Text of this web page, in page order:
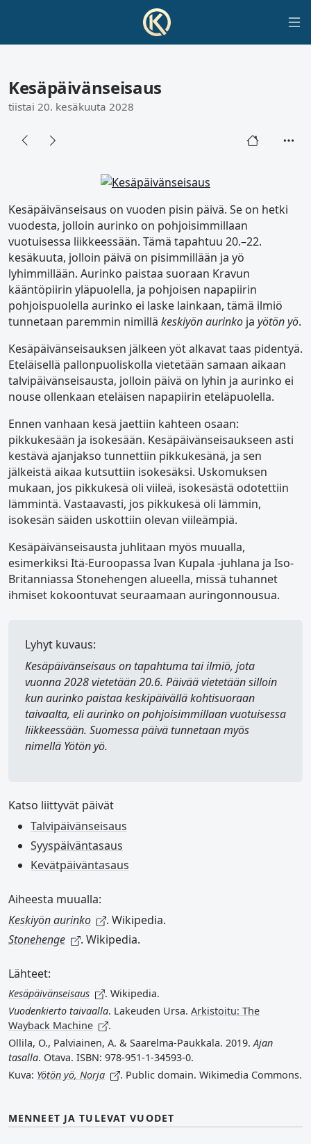
Kesäpäivänseisaus
tiistai 20. kesäkuuta 2028
Kesäpäivänseisaus on vuoden pisin päivä. Se on hetki
vuodesta, jolloin aurinko on pohjoisimmillaan
vuotuisessa liikkeessään. Tämä tapahtuu 20.–22.
kesäkuuta, jolloin päivä on pisimmillään ja yö
lyhimmillään. Aurinko paistaa suoraan Kravun
kääntöpiirin yläpuolella, ja pohjoisen napapiirin
pohjoispuolella aurinko ei laske lainkaan, tämä ilmiö
tunnetaan paremmin nimillä keskiyön aurinko ja yötön yö.
Kesäpäivänseisauksen jälkeen yöt alkavat taas pidentyä.
Eteläisellä pallonpuoliskolla vietetään samaan aikaan
talvipäivänseisausta, jolloin päivä on lyhin ja aurinko ei
nouse ollenkaan eteläisen napapiirin eteläpuolella.
Ennen vanhaan kesä jaettiin kahteen osaan:
pikkukesään ja isokesään. Kesäpäivänseisaukseen asti
kestävä ajanjakso tunnettiin pikkukesänä, ja sen
jälkeistä aikaa kutsuttiin isokesäksi. Uskomuksen
mukaan, jos pikkukesä oli viileä, isokesästä odotettiin
lämmintä. Vastaavasti, jos pikkukesä oli lämmin,
isokesän säiden uskottiin olevan viileämpiä.
Kesäpäivänseisausta juhlitaan myös muualla,
esimerkiksi Itä-Euroopassa Ivan Kupala -juhlana ja Iso-
Britanniassa Stonehengen alueella, missä tuhannet
ihmiset kokoontuvat seuraamaan auringonnousua.
Lyhyt kuvaus:
Kesäpäivänseisauson tapahtuma tai ilmiö, jota
vuonna 2028 vietetään 20.6. Päivää vietetään silloin
kun aurinko paistaa keskipäivällä kohtisuoraan
taivaalta, eli aurinko on pohjoisimmillaan vuotuisessa
liikkeessään. Suomessa päivä tunnetaan myös
nimellä Yötön yö.
Katso liittyvät päivät
Talvipäivänseisaus
Syyspäiväntasaus
Kevätpäiväntasaus
Aiheesta muualla:
Keskiyön aurinko
. Wikipedia.
Stonehenge
. Wikipedia.
Lähteet:
Kesäpäivänseisaus
. Wikipedia.
Vuodenkierto taivaalla. Lakeuden Ursa. Arkistoitu: The
Wayback Machine
.
Ollila, O., Palviainen, A. & Saarelma-Paukkala. 2019.Ajan
tasalla. Otava. ISBN: 978-951-1-34593-0.
Kuva: Yötön yö, Norja . Public domain. Wikimedia Commons.
MENNEET JA TULEVAT VUODET